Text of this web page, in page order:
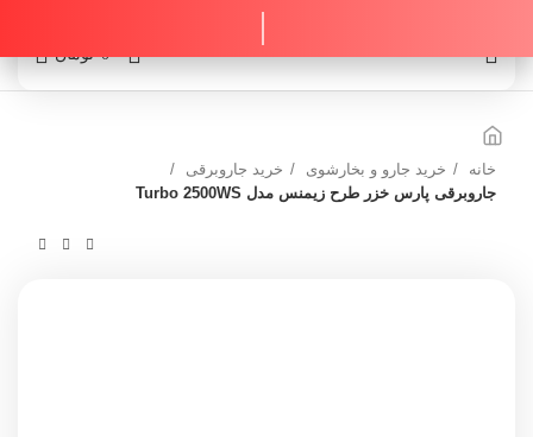
تومان 0
خانه خرید جارو و بخارشوی
خرید جاروبرقی
جاروبرقی پارس خزر طرح زیمنس مدل Turbo 2500WS